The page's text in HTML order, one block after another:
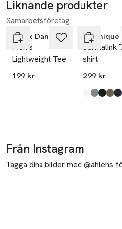
Liknande produkter
Hoppa över bildspelet
Samarbetsföretag
Frank Dandy
Men's
Lightweight Tee
199 kr
Ta 2 betala
Matinique
Jermalink T-
shirt
299 kr
Produkten
White,
Blue
Black,
Olive Night,
Dark Navy,
Blue
Från Instagram
Tagga dina bilder med @ahlens